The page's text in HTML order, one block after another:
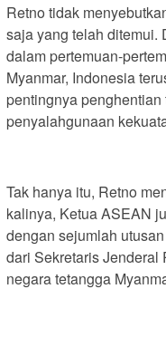
Retno tidak
saja yang telah ditemui.
dalam pertemuan-
Myanmar, Indonesia
pentingnya
penyalahgunaan
Tak hanya itu, Retno
kalinya, Ketua ASEAN
dengan sejumlah
dari Sekretaris Jenderal
negara tetangga